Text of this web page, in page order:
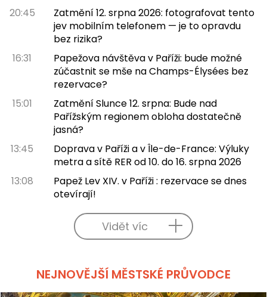
20:45
Zatmění 12. srpna 2026: fotografovat tento
jev mobilním telefonem — je to opravdu
bez rizika?
16:31
Papežova návštěva v Paříži: bude možné
zúčastnit se mše na Champs-Élysées bez
rezervace?
15:01
Zatmění Slunce 12. srpna: Bude nad
Pařížským regionem obloha dostatečně
jasná?
13:45
Doprava v Paříži a v Île-de-France: Výluky
metra a sítě RER od 10. do 16. srpna 2026
13:08
Papež Lev XIV. v Paříži : rezervace se dnes
otevírají!
Vidět víc
NEJNOVĚJŠÍ MĚSTSKÉ PRŮVODCE